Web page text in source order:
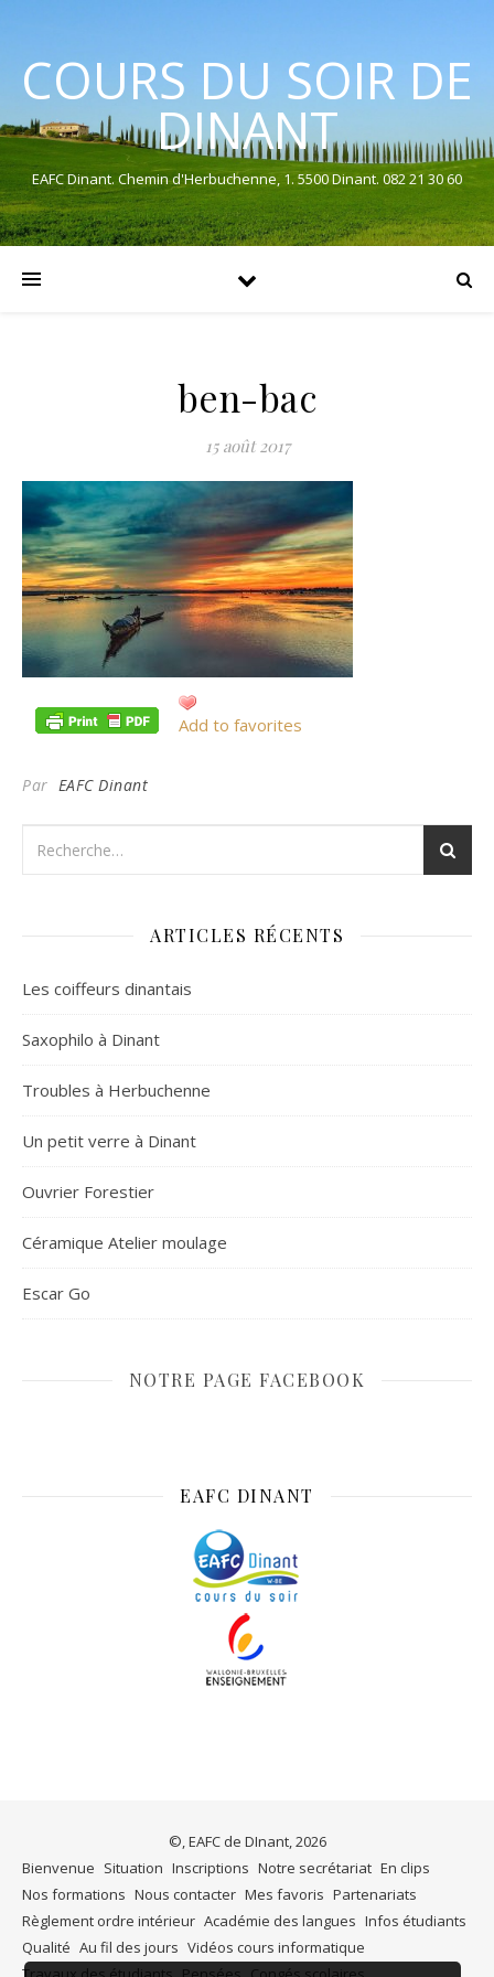
COURS DU SOIR DE
DINANT
EAFC Dinant. Chemin d'Herbuchenne, 1. 5500 Dinant. 082 21 30 60
ben-bac
15 août 2017
Add to favorites
Par EAFC Dinant
ARTICLES RÉCENTS
Les coiffeurs dinantais
Saxophilo à Dinant
Troubles à Herbuchenne
Un petit verre à Dinant
Ouvrier Forestier
Céramique Atelier moulage
Escar Go
NOTRE PAGE FACEBOOK
EAFC DINANT
©, EAFC de DInant, 2026
Bienvenue Situation Inscriptions Notre secrétariat En clips
Nos formations Nous contacter Mes favoris Partenariats
Règlement ordre intérieur Académie des langues Infos étudiants
Qualité Au fil des jours Vidéos cours informatique